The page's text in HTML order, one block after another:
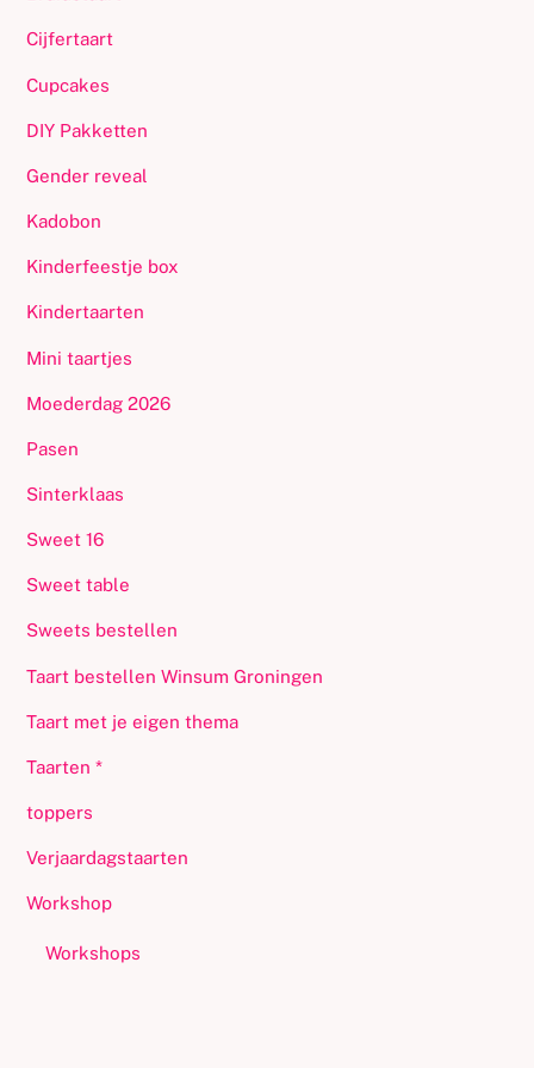
Cijfertaart
Cupcakes
DIY Pakketten
Gender reveal
Kadobon
Kinderfeestje box
Kindertaarten
Mini taartjes
Moederdag 2026
Pasen
Sinterklaas
Sweet 16
Sweet table
Sweets bestellen
Taart bestellen Winsum Groningen
Taart met je eigen thema
Taarten *
toppers
Verjaardagstaarten
Workshop
Workshops